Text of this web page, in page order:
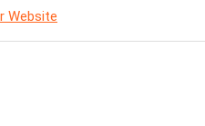
Website